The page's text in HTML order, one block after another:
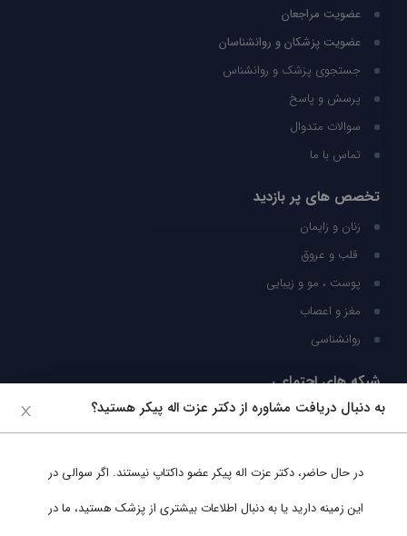
عضویت مراجعان
عضویت پزشکان و روانشناسان
جستجوی پزشک و روانشناس
پرسش و پاسخ
سوالات متدوال
تماس با ما
تخصص های پر بازدید
زنان و زایمان
قلب و عروق
پوست ، مو و زیبایی
مغز و اعصاب
روانشناسی
شبکه های اجتماعی
ما را در شبکه های اجتماعی دنبال کنید
به دنبال دریافت مشاوره از دکتر عزت اله پیکر هستید؟
در حال حاضر، دکتر عزت اله پیکر عضو داکتاپ نیستند. اگر سوالی در
این زمینه دارید یا به دنبال اطلاعات بیشتری از پزشک هستید، ما در